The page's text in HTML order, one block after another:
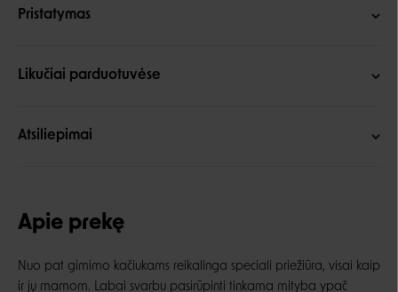
Pristatymas
Likučiai parduotuvėse
Atsiliepimai
Apie prekę
Nuo pat gimimo kačiukams reikalinga speciali priežiūra, visai kaip
ir jų mamom. Labai svarbu pasirūpinti tinkama mityba ypač